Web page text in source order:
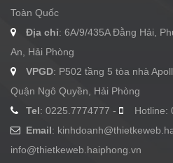
Toàn Quốc
Địa chỉ: 6A/9/435A Đằng Hải,
An, Hải Phòng
VPGD: P502 tầng 5 tòa nhà
Quận Ngô Quyền, Hải Phòng
Tel: 0225.7774777 -
Hotline:
Email:
info@thietkeweb.haiphong.vn